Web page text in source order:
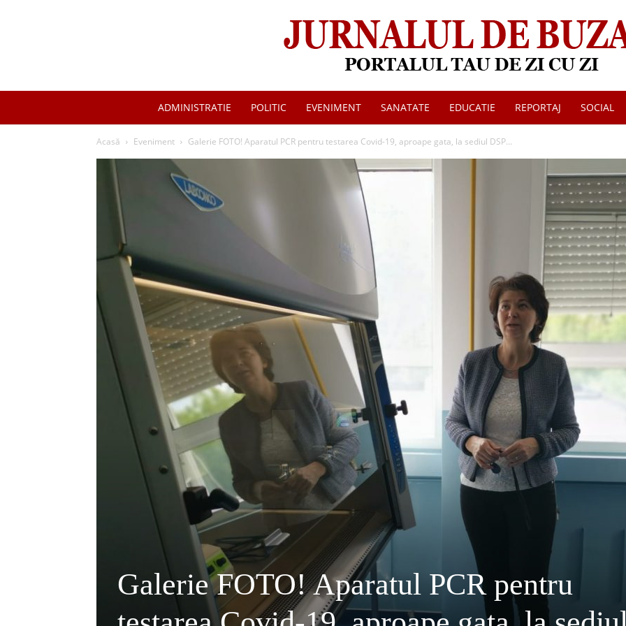
Jurnalul
Buzau
ADMINISTRATIE POLITIC EVENIMENT SANATATE EDUCATIE REPORTAJ SOCIAL
Acasă Eveniment Galerie FOTO! Aparatul PCR pentru testarea Covid-19, aproape gata, la sediul DSP...
Galerie FOTO! Aparatul PCR pentru